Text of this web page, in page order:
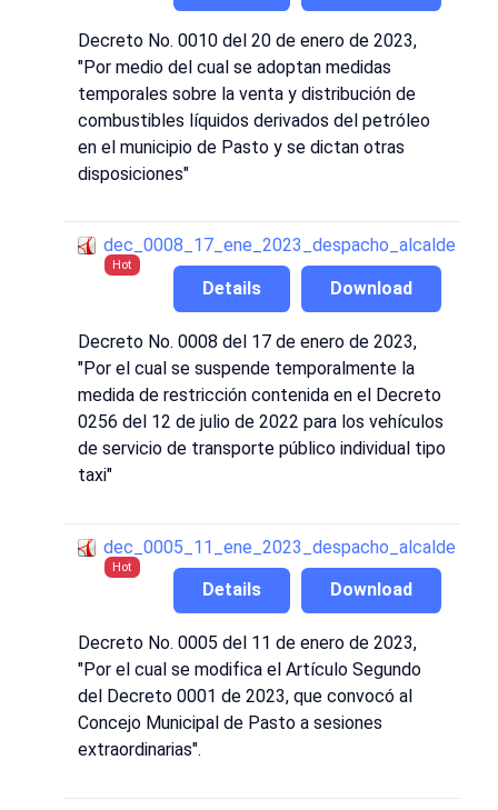
Decreto No. 0010 del 20 de enero de 2023,
"Por medio del cual se adoptan medidas
temporales sobre la venta y distribución de
combustibles líquidos derivados del petróleo
en el municipio de Pasto y se dictan otras
disposiciones"
dec_0008_17_ene_2023_despacho_alcalde
Hot
Download
Details
Decreto No. 0008 del 17 de enero de 2023,
"Por el cual se suspende temporalmente la
medida de restricción contenida en el Decreto
0256 del 12 de julio de 2022 para los vehículos
de servicio de transporte público individual tipo
taxi"
dec_0005_11_ene_2023_despacho_alcalde
Hot
Download
Details
Decreto No. 0005 del 11 de enero de 2023,
"Por el cual se modifica el Artículo Segundo
del Decreto 0001 de 2023, que convocó al
Concejo Municipal de Pasto a sesiones
extraordinarias".